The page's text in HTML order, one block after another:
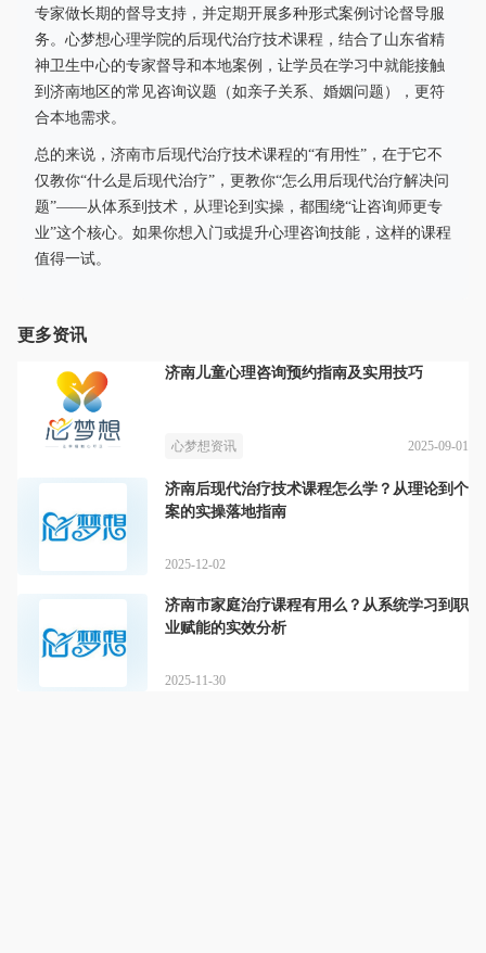
专家做长期的督导支持，并定期开展多种形式案例讨论督导服
务。心梦想心理学院的后现代治疗技术课程，结合了山东省精
神卫生中心的专家督导和本地案例，让学员在学习中就能接触
到济南地区的常见咨询议题（如亲子关系、婚姻问题），更符
合本地需求。
总的来说，济南市后现代治疗技术课程的“有用性”，在于它不
仅教你“什么是后现代治疗”，更教你“怎么用后现代治疗解决问
题”——从体系到技术，从理论到实操，都围绕“让咨询师更专
业”这个核心。如果你想入门或提升心理咨询技能，这样的课程
值得一试。
更多资讯
济南儿童心理咨询预约指南及实用技巧
心梦想资讯 2025-09-01
济南后现代治疗技术课程怎么学？从理论到个
案的实操落地指南
2025-12-02
济南市家庭治疗课程有用么？从系统学习到职
业赋能的实效分析
2025-11-30